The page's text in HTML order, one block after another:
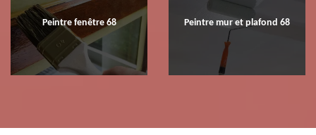
Peintre fenêtre 68 Peintre mur et plafond 68